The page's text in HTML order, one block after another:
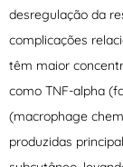
desregulação da
complicações
têm maior
como TNF-alpha
(macrophage
produzidas